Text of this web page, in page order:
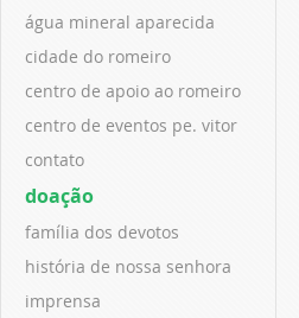
água mineral aparecida
cidade do romeiro
centro de apoio ao romeiro
centro de eventos pe. vitor
contato
doação
família dos devotos
história de nossa senhora
imprensa